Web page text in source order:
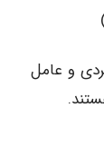
و عامل